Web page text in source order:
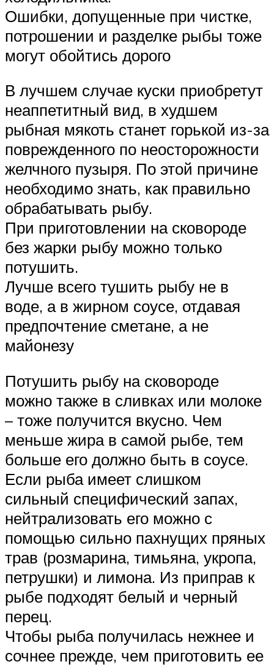
Ошибки, допущенные при чистке,
потрошении и разделке рыбы тоже
могут обойтись дорого
В лучшем случае куски приобретут
неаппетитный вид, в худшем
рыбная мякоть станет горькой из-за
поврежденного по неосторожности
желчного пузыря. По этой причине
необходимо знать, как правильно
обрабатывать рыбу.
При приготовлении на сковороде
без жарки рыбу можно только
потушить.
Лучше всего тушить рыбу не в
воде, а в жирном соусе, отдавая
предпочтение сметане, а не
майонезу
Потушить рыбу на сковороде
можно также в сливках или молоке
– тоже получится вкусно. Чем
меньше жира в самой рыбе, тем
больше его должно быть в соусе.
Если рыба имеет слишком
сильный специфический запах,
нейтрализовать его можно с
помощью сильно пахнущих пряных
трав (розмарина, тимьяна, укропа,
петрушки) и лимона. Из приправ к
рыбе подходят белый и черный
перец.
Чтобы рыба получилась нежнее и
сочнее прежде, чем приготовить ее